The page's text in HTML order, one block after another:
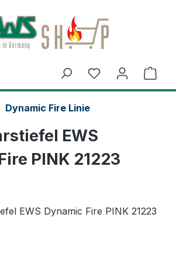
Dynamic Fire Linie
EWS
PINK 21223